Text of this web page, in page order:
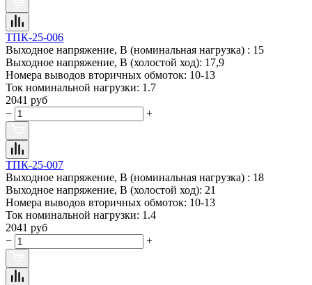
ТПК-25-006
Выходное напряжение, В (номинальная нагрузка) : 15
Выходное напряжение, В (холостой ход): 17,9
Номера выводов вторичных обмоток: 10-13
Ток номинальной нагрузки: 1.7
2041 руб
−
+
ТПК-25-007
Выходное напряжение, В (номинальная нагрузка) : 18
Выходное напряжение, В (холостой ход): 21
Номера выводов вторичных обмоток: 10-13
Ток номинальной нагрузки: 1.4
2041 руб
−
+